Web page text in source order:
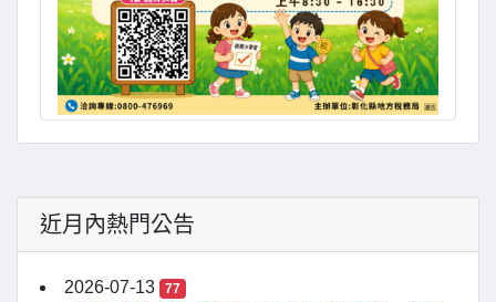
近月內熱門公告
2026-07-13 77